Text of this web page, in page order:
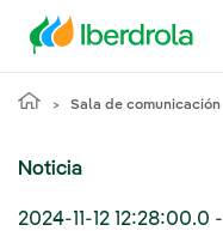
Sala de comunicación
Noticia
2024-11-12 12:28:00.0 -